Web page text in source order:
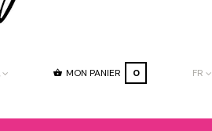
MON PANIER 0 FR